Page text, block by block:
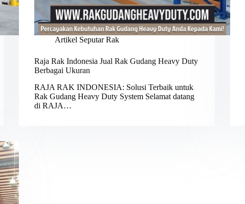
Artikel Seputar Rak
Raja Rak Indonesia Jual Rak Gudang Heavy Duty
Berbagai Ukuran
RAJA RAK INDONESIA: Solusi Terbaik untuk
Rak Gudang Heavy Duty System Selamat datang
di RAJA…